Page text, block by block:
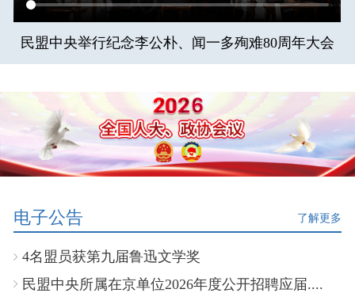
民盟中央举行纪念李公朴、闻一多殉难80周年大会
电子公告 了解更多
4名盟员获第九届鲁迅文学奖
民盟中央所属在京单位2026年度公开招聘应届....